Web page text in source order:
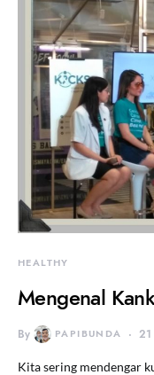
HEALTHY
Mengenal
By PAPIBUNDA
Kita sering mendengar